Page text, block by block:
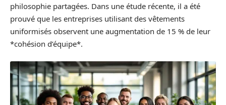
philosophie partagées. Dans une étude récente, il a été
prouvé que les entreprises utilisant des vêtements
uniformisés observent une augmentation de 15 % de leur
*cohésion d’équipe*.